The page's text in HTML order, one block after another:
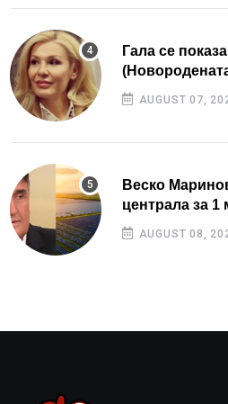
Гала се
AUGUST 07,
Веско
централа за 1
AUGUST 08,